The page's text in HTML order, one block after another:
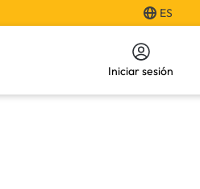
ES
Iniciar sesión